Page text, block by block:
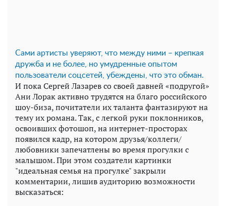
Сами артисты уверяют, что между ними – крепкая
дружба и не более, но умудренные опытом
пользователи соцсетей, убеждены, что это обман.
И пока Сергей Лазарев со своей давней «подругой»
Ани Лорак активно трудятся на благо российского
шоу-биза, почитатели их таланта фантазируют на
тему их романа. Так, с легкой руки поклонников,
освоивших фотошоп, на интернет-просторах
появился кадр, на котором друзья/коллеги/
любовники запечатлены во время прогулки с
малышом. При этом создатели картинки
"идеальная семья на прогулке" закрыли
комментарии, лишив аудиторию возможности
высказаться: